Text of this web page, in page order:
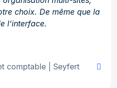
choix. De même que la
l’interface.
comptable | Seyfert